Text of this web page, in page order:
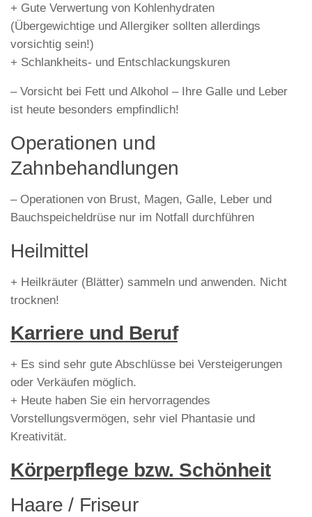
+ Gute Verwertung von Kohlenhydraten
(Übergewichtige und Allergiker sollten allerdings
vorsichtig sein!)
+ Schlankheits- und Entschlackungskuren
– Vorsicht bei Fett und Alkohol – Ihre Galle und Leber
ist heute besonders empfindlich!
Operationen und
Zahnbehandlungen
– Operationen von Brust, Magen, Galle, Leber und
Bauchspeicheldrüse nur im Notfall durchführen
Heilmittel
+ Heilkräuter (Blätter) sammeln und anwenden. Nicht
trocknen!
Karriere und Beruf
+ Es sind sehr gute Abschlüsse bei Versteigerungen
oder Verkäufen möglich.
+ Heute haben Sie ein hervorragendes
Vorstellungsvermögen, sehr viel Phantasie und
Kreativität.
Körperpflege bzw. Schönheit
Haare / Friseur